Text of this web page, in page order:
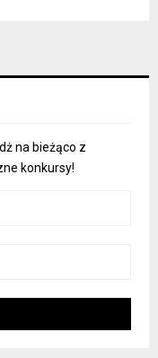
na bieżąco z
konkursy!